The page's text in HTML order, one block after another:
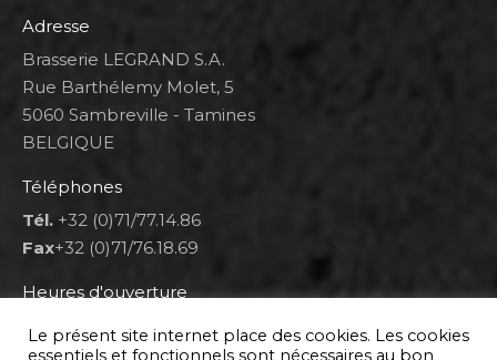
Adresse
Brasserie LEGRAND S.A.
Rue Barthélemy Molet, 5
5060 Sambreville - Tamines
BELGIQUE
Téléphones
Tél. +32 (0)71/77.14.86
Fax+32 (0)71/76.18.69
Heures d'ouverture
Lun 8h00-12h00 et 12h30-14h30
Mar au ven 8h00-12h00 et 12h30-17h00
Le présent site internet place des cookies. Les cookies
essentiels et fonctionnels sont nécessaires au bon